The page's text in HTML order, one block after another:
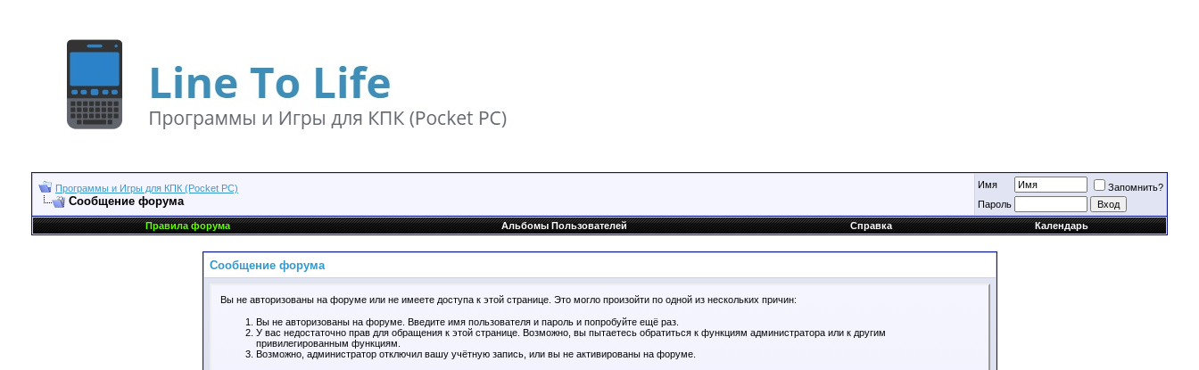
Программы и Игры для КПК (Pocket PC)
Сообщение форума
Имя
Запомнить?
Пароль
Правила форума
Альбомы Пользователей Справка Календарь
Сообщение форума
Вы не авторизованы на форуме или не имеете доступа к этой странице. Это могло произойти по одной из нескольких причин:
Вы не авторизованы на форуме. Введите имя пользователя и пароль и попробуйте ещё раз.
У вас недостаточно прав для обращения к этой странице. Возможно, вы пытаетесь обратиться к функциям администратора или к другим
привилегированным функциям.
Возможно, администратор отключил вашу учётную запись, или вы не активированы на форуме.